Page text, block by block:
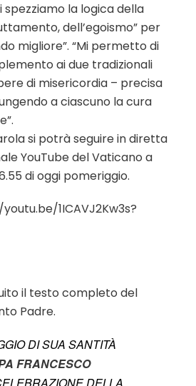
spezziamo la logica della
dell’egoismo” per
migliore”. “Mi permetto di
ai due tradizionali
di misericordia – precisa
a ciascuno la cura
si potrà seguire in diretta
YouTube del Vaticano a
di oggi pomeriggio.
1ICAVJ2Kw3s?
il testo completo del
Padre.
DI SUA SANTITÀ
FRANCESCO